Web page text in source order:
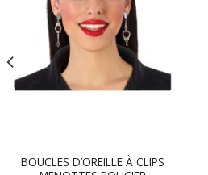
BOUCLES D’OREILLE À CLIPS